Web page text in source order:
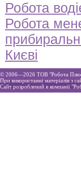
Робота
Робота
Києві
© 2006—2026 ТOВ "Робота Плюс
При використанні матеріалів з
Сайт розроблений в компанії